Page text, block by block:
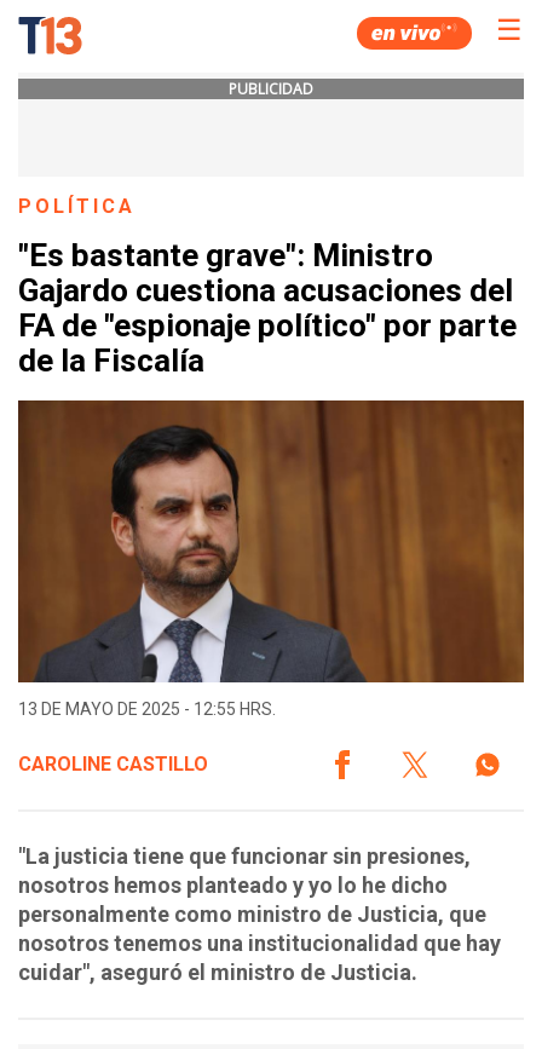
☰
PUBLICIDAD
POLÍTICA
"Es bastante grave": Ministro
Gajardo cuestiona acusaciones del
FA de "espionaje político" por parte
de la Fiscalía
13 DE MAYO DE 2025 - 12:55 HRS.
CAROLINE CASTILLO
"La justicia tiene que funcionar sin presiones,
nosotros hemos planteado y yo lo he dicho
personalmente como ministro de Justicia, que
nosotros tenemos una institucionalidad que hay
cuidar", aseguró el ministro de Justicia.